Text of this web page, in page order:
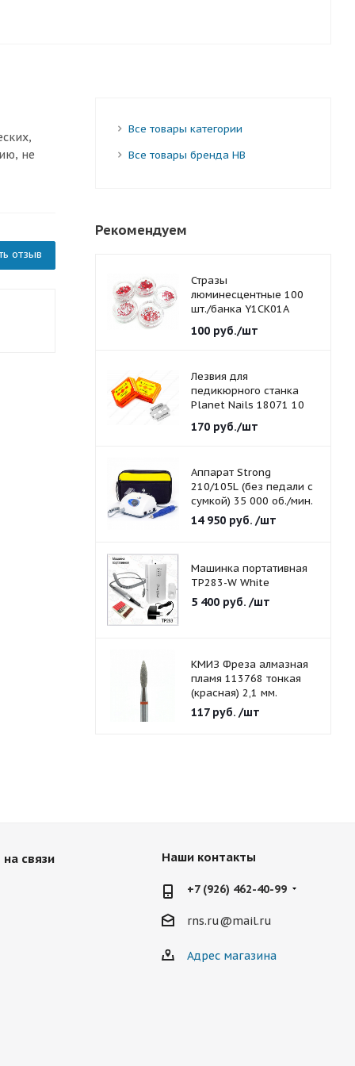
не
отзыв
Все товары категории
Все товары бренда HB
Рекомендуем
Стразы
люминесцентные 100
шт./банка Y1CK01A
красные 1,5 мм.
100руб./шт
Лезвия для
педикюрного станка
Planet Nails 18071 10
170руб./шт
Аппарат Strong
210/105L (без педали с
сумкой) 35 000 об./мин.
14 950руб. /шт
Машинка портативная
TP283-W White
5 400руб. /шт
КМИЗ Фреза алмазная
пламя 113768 тонкая
(красная) 2,1 мм.
117руб. /шт
связи Наши контакты
+7 (926) 462-40-99
rns.ru@mail.ru
Адрес магазина